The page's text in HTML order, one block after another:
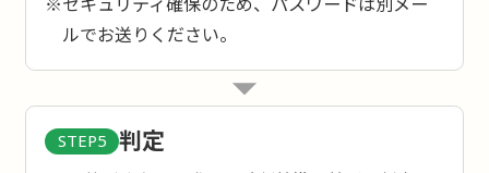
ルでお送りください。
STEP5 判定